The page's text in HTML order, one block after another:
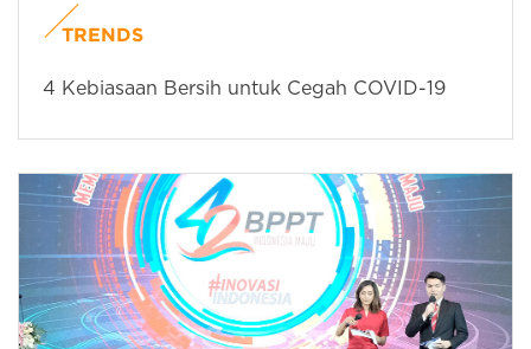
TRENDS
4 Kebiasaan Bersih untuk Cegah COVID-19